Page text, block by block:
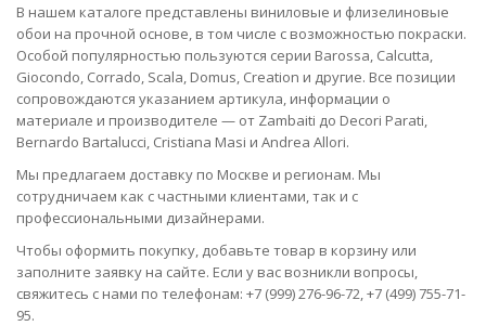
В нашем каталоге представлены виниловые и флизелиновые
обои на прочной основе, в том числе с возможностью покраски.
Особой популярностью пользуются серии Barossa, Calcutta,
Giocondo, Corrado, Scala, Domus, Creation и другие. Все позиции
сопровождаются указанием артикула, информации о
материале и производителе — от Zambaiti до Decori Parati,
Bernardo Bartalucci, Cristiana Masi и Andrea Allori.
Мы предлагаем доставку по Москве и регионам. Мы
сотрудничаем как с частными клиентами, так и с
профессиональными дизайнерами.
Чтобы оформить покупку, добавьте товар в корзину или
заполните заявку на сайте. Если у вас возникли вопросы,
свяжитесь с нами по телефонам: +7 (999) 276-96-72, +7 (499) 755-71-
95.